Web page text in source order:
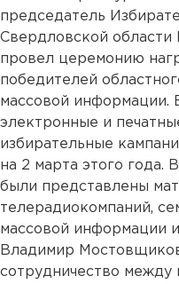
председатель
Свердловской
провел церемонию
победителей
массовой информации.
электронные и
избирательные
на 2 марта этого года.
были представлены
телерадиокомпаний,
массовой информации
Владимир
сотрудничество между